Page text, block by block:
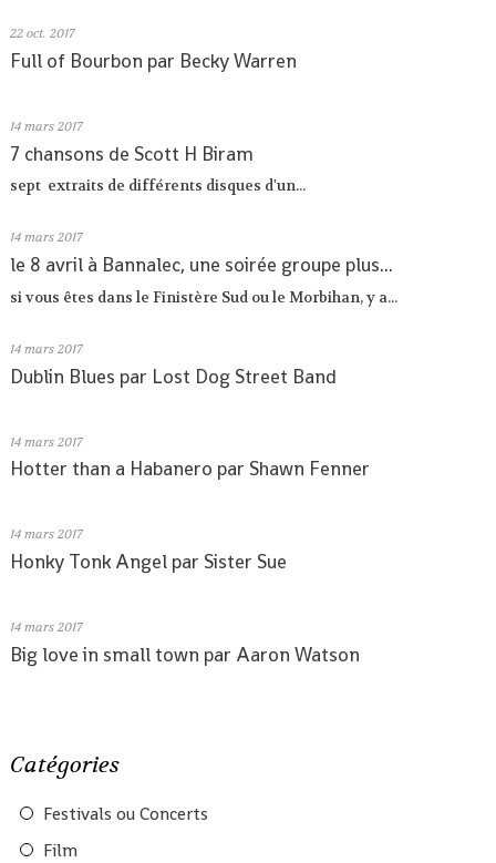
22 oct. 2017
Full of Bourbon par Becky Warren
14 mars 2017
7 chansons de Scott H Biram
sept extraits de différents disques d'un...
14 mars 2017
le 8 avril à Bannalec, une soirée groupe plus...
si vous êtes dans le Finistère Sud ou le Morbihan, y a...
14 mars 2017
Dublin Blues par Lost Dog Street Band
14 mars 2017
Hotter than a Habanero par Shawn Fenner
14 mars 2017
Honky Tonk Angel par Sister Sue
14 mars 2017
Big love in small town par Aaron Watson
Catégories
Festivals ou Concerts
Film